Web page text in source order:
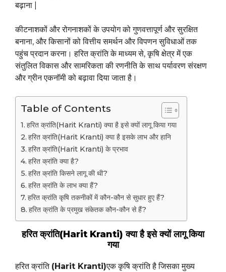
बढ़ाना |
कीटनाशकों और रोगनाशकों के उपयोग को गुणवत्तापूर्ण और सुरक्षित
बनाना, और किसानों को वित्तीय समर्थन और विपणन सुविधाओं तक
पहुंच प्रदान करना। हरित क्रांति के माध्यम से, कृषि क्षेत्र में एक
संतुलित विकास और सामरिकता की रणनीति के साथ पर्यावरण संरक्षण
और ग्रीन एकनॉमी को बढ़ावा दिया जाता है।
Table of Contents
हरित क्रांति(Harit Kranti) क्या है इसे क्यों लागू किया गया
हरित क्रांति(Harit Kranti) क्या है इसके लाभ और हानि
हरित क्रांति(Harit Kranti) के प्रभाव
हरित क्रांति क्या है?
हरित क्रांति किसने लागू की थी?
हरित क्रांति के लाभ क्या हैं?
हरित क्रांति कृषि तकनीकों में कौन-कौन से सुधार हुए हैं?
हरित क्रांति के प्रमुख संकेतक कौन-कौन से हैं?
हरित क्रांति(Harit Kranti) क्या है इसे क्यों लागू किया
गया
हरित क्रांति (Harit Kranti)एक कृषि क्रांति है जिसका मुख्य